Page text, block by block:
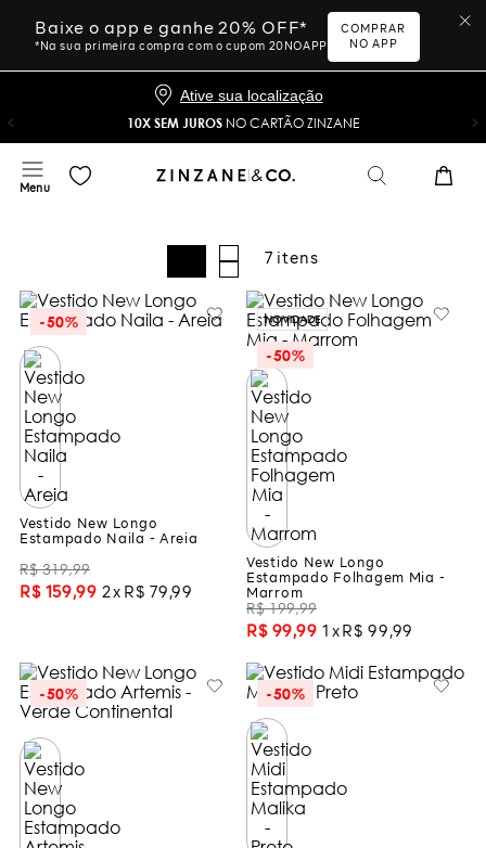
Baixe o app e ganhe 20% OFF*
*Na sua primeira compra com o cupom 20NOAPP
COMPRAR
NO APP
Ative sua localização
10X SEM JUROS NO CARTÃO ZINZANE
7
-50%
Vestido New Longo
Estampado Naila - Areia
R$ 319,99
R$ 159,99 2 R$ 79 ,99
NOVIDADE
-50%
Vestido New Longo
Estampado Folhagem Mia -
Marrom
R$ 199,99
R$ 99,99 1 R$ 99 ,99
-50% -50%